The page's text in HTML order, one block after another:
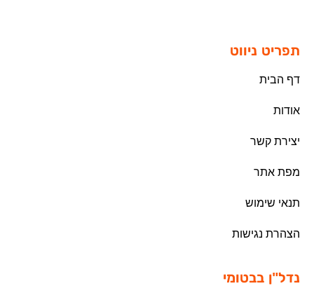
תפריט ניווט
דף הבית
אודות
יצירת קשר
מפת אתר
תנאי שימוש
הצהרת נגישות
נדל"ן בבטומי